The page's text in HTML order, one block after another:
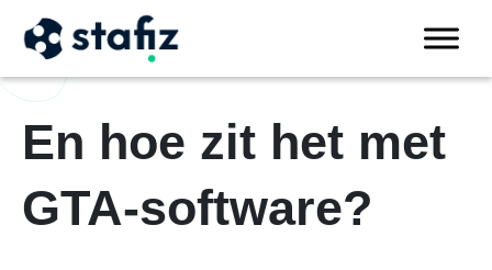
En hoe zit het met
GTA-software?